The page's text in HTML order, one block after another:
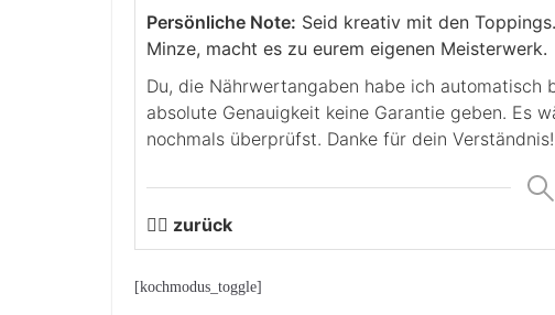
Persönliche Note: Seid kreativ mit den
Minze, macht es zu eurem eigenen Meisterwerk.
Du, die Nährwertangaben habe ich automatisch berechnen lassen. Leider kann ich für die
absolute Genauigkeit keine Garantie geben. Es
nochmals überprüfst. Danke für dein
👉🏻 zurück
[kochmodus_toggle]